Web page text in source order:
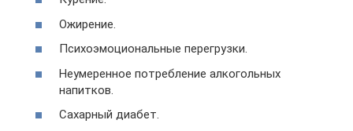
Ожирение.
Психоэмоциональные перегрузки.
Неумеренное потребление алкогольных
напитков.
Сахарный диабет.